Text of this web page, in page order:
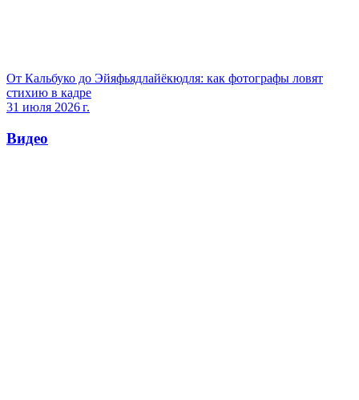
От Кальбуко до Эйяфьядлайёкюдля: как фотографы ловят
стихию в кадре
31 июля 2026 г.
Видео